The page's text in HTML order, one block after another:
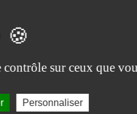
- Fruits - Produits de comptoir
sur ceux que
Personnaliser